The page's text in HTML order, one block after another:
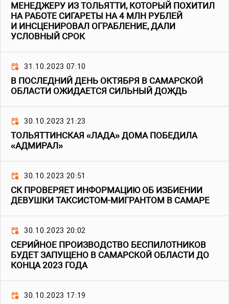
МЕНЕДЖЕРУ ИЗ ТОЛЬЯТТИ, КОТОРЫЙ ПОХИТИЛ
НА РАБОТЕ СИГАРЕТЫ НА 4 МЛН РУБЛЕЙ
И ИНСЦЕНИРОВАЛ ОГРАБЛЕНИЕ, ДАЛИ
УСЛОВНЫЙ СРОК
31.10.2023 07:10
В ПОСЛЕДНИЙ ДЕНЬ ОКТЯБРЯ В САМАРСКОЙ
ОБЛАСТИ ОЖИДАЕТСЯ СИЛЬНЫЙ ДОЖДЬ
30.10.2023 21:23
ТОЛЬЯТТИНСКАЯ «ЛАДА» ДОМА ПОБЕДИЛА
«АДМИРАЛ»
30.10.2023 20:51
СК ПРОВЕРЯЕТ ИНФОРМАЦИЮ ОБ ИЗБИЕНИИ
ДЕВУШКИ ТАКСИСТОМ-МИГРАНТОМ В САМАРЕ
30.10.2023 20:02
СЕРИЙНОЕ ПРОИЗВОДСТВО БЕСПИЛОТНИКОВ
БУДЕТ ЗАПУЩЕНО В САМАРСКОЙ ОБЛАСТИ ДО
КОНЦА 2023 ГОДА
30.10.2023 17:19